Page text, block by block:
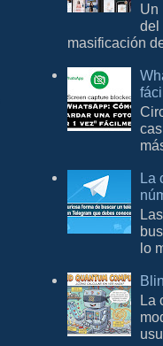
Un
del
masificación
La
lo
La